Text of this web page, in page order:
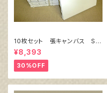
10枚セット 張キャンバス Sn
owWhite SPC（綿・ポリエステ
ル）F6 410㎜×318㎜
¥8,393
30%OFF